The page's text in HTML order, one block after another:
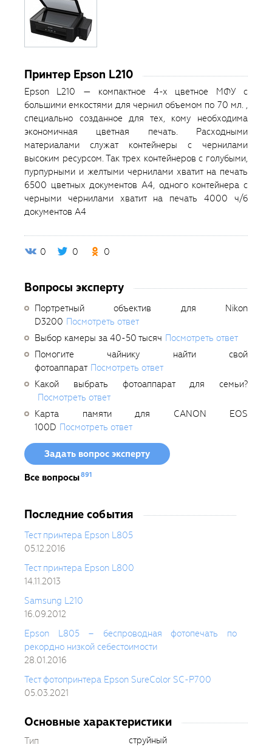
Принтер Epson L210
Epson L210 — компактное 4-х цветное МФУ с
большими емкостями для чернил объемом по 70 мл. ,
специально созданное для тех, кому необходима
экономичная цветная печать. Расходными
материалами служат контейнеры с чернилами
высоким ресурсом. Так трех контейнеров с голубыми,
пурпурными и желтыми чернилами хватит на печать
6500 цветных документов А4, одного контейнера с
черными чернилами хватит на печать 4000 ч/б
документов А4
0 0 0
Вопросы эксперту
Портретный объектив для Nikon
D3200 Посмотреть ответ
Выбор камеры за 40-50 тысяч Посмотреть ответ
Помогите чайнику найти свой
фотоаппарат Посмотреть ответ
Какой выбрать фотоаппарат для семьи?
Посмотреть ответ
Карта памяти для CANON EOS
100D Посмотреть ответ
Задать вопрос эксперту
Все вопросы891
Последние события
Тест принтера Epson L805
05.12.2016
Тест принтера Epson L800
14.11.2013
Samsung L210
16.09.2012
Epson L805 – беспроводная фотопечать по
рекордно низкой себестоимости
28.01.2016
Тест фотопринтера Epson SureColor SC-P700
05.03.2021
Основные характеристики
Тип
струйный